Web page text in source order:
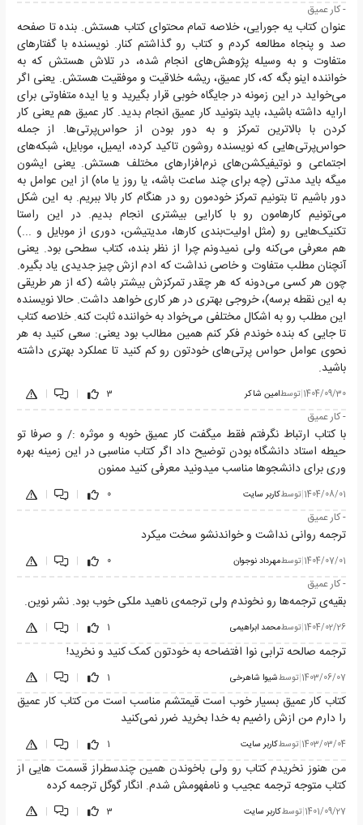
- کار عمیق
عنوان کتاب یه جورایی، خلاصه تمام محتوای کتاب هستش. بنده تا صفحه
صد و پنجاه مطالعه کردم و کتاب رو گذاشتم کنار. نویسنده با گفتارهای
متفاوت و به وسیله پژوهش‌های انجام شده، در تلاش هستش که به
خواننده اینو بگه که، کار عمیق، ریشه خلاقیت و موفقیت هستش. یعنی اگر
می‌خواید در این زمونه در جایگاه خوبی قرار بگیرید و یا ایده متفاوتی برای
ارایه داشته باشید، باید بتونید کار عمیق انجام بدید. کار عمیق هم یعنی کار
کردن با بالاترین تمرکز و به دور بودن از حواس‌پرتی‌ها. از جمله
حواس‌پرتی‌هایی که نویسنده روشون تاکید کرده، ایمیل، موبایل، شبکه‌های
اجتماعی و نوتیفیکشن‌های نرم‌افزارهای مختلف هستش. یعنی ایشون
میگه باید مدتی (چه برای چند ساعت باشه، یا روز یا ماه) از این عوامل به
دور باشیم تا بتونیم تمرکز خودمون رو در هنگام کار بالا ببریم. به این شکل
می‌تونیم کارهامون رو با کارایی بیشتری انجام بدیم. در این راستا
تکنیک‌هایی رو (مثل اولیت‌بندی کارها، مدیتیشن، دوری از موبایل و ...)
هم معرفی می‌کنه ولی نمیدونم چرا از نظر بنده، کتاب سطحی بود. یعنی
آنچنان مطلب متفاوت و خاصی نداشت که ادم ازش چیز جدیدی یاد بگیره.
چون هر کسی می‌دونه که هر چقدر تمرکزش بیشتر باشه (که از هر طریقی
به این نقطه برسه)، خروجی بهتری در هر کاری خواهد داشت. حالا نویسنده
این مطلب رو به اشکال مختلفی می‌خواد به خواننده ثابت کنه. خلاصه کتاب
تا جایی که بنده خوندم فکر کنم همین مطالب بود یعنی: سعی کنید به هر
نحوی عوامل حواس پرتی‌های خودتون رو کم کنید تا عملکرد بهتری داشته
باشید‌.
1404/09/30
|توسطامین شاکر 3
|
|
- کار عمیق
با کتاب ارتباط نگرفتم فقط میگفت کار عمیق خوبه و موثره :/ و صرفا تو
حیطه استاد دانشگاه بودن توضیح داد اگر کتاب مناسبی در این زمینه بهره
وری برای دانشجوها مناسب میدونید معرفی کنید ممنون
1404/08/01
|توسطکاربر سایت 0
|
|
- کار عمیق
ترجمه روانی نداشت و خواندنشو سخت میکرد
1404/07/01
|توسطمهرداد نوجوان 0
|
|
- کار عمیق
بقیه‌ی ترجمه‌ها رو نخوندم ولی ترجمه‌ی ناهید ملکی خوب بود. نشر نوین.
1404/02/26
|توسطمحمد ابراهیمی 1
|
|
ترجمه صالحه ترابی نوا افتضاحه به خودتون کمک کنید و نخرید!
1403/06/07
|توسطشیوا شاهرخی 1
|
|
کتاب کار عمیق بسیار خوب است قیمتشم مناسب است من کتاب کار عمیق
را دارم من ازش راضیم به خدا بخرید ضرر نمی‌کنید
1403/03/04
|توسطکاربر سایت 1
|
|
من هنوز نخریدم کتاب رو ولی باخوندن همین چندسطراز قسمت هایی از
کتاب متوجه ترجمه عجیب و نامفهومش شدم. انگار گوگل ترجمه کرده
1401/09/27
|توسطکاربر سایت 3
|
|